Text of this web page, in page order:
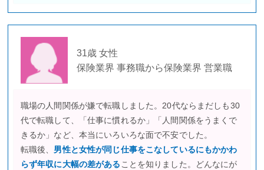
31歳 女性
保険業界 事務職から保険業界 営業職
職場の人間関係が嫌で転職しました。20代ならまだしも30
代で転職して、「仕事に慣れるか」「人間関係をうまくで
きるか」など、本当にいろいろな面で不安でした。
転職後、 男性と女性が同じ仕事をこなしているにもかかわ
らず年収に大幅の差があることを知りました。どんなにが